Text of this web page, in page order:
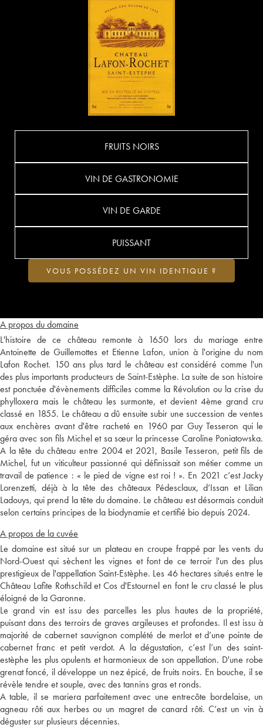
A propos du domaine
L'histoire de ce château remonte à 1650 lors du mariage entre
Antoinette de Guillemottes et Etienne Lafon, union à l'origine du nom
Lafon Rochet. 150 ans plus tard le château est considéré comme l'un
des plus importants producteurs de Saint-Estèphe. La suite de son histoire
est ponctuée d'évènements difficiles comme la Révolution ou la crise du
phylloxera mais le château les surmonte, et devient 4ème grand cru
classé en 1855. Le château a dû ensuite subir une succession de ventes
aux enchères avant d'être racheté en 1960 par Guy Tesseron qui le
géra avec son fils Michel et sa sœur la princesse Caroline Poniatowska.
A la tête du château entre 2004 et 2021, Basile Tesseron, petit fils de
Michel, fut un viticulteur passionné qui définissait son métier comme un
travail de patience : « le pied de vigne est roi ! ». En 2021 c’est Jacky
Lorenzetti, déjà à la tête des châteaux Pédesclaux, d’Issan et Lilian
Ladouys, qui prend la tête du domaine. Le château est désormais conduit
selon certains principes de la biodynamie et certifié bio depuis 2024.
A propos de la cuvée
Le domaine est situé sur un plateau en croupe frappé par les vents du
Nord-Ouest qui sèchent les vignes et font de ce terroir l'un des plus
prestigieux de l'appellation Saint-Estèphe. Les 46 hectares situés entre le
Château Lafite Rothschild et Cos d'Estournel en font le cru classé le plus
éloigné de la Garonne.
Le grand vin est issu des parcelles les plus hautes de la propriété,
puisant dans des terroirs de graves argileuses et profondes. Il est issu à
majorité de cabernet sauvignon complété de merlot et d’une pointe de
cabernet franc et petit verdot. A la dégustation, c’est l’un des saint-
estèphe les plus opulents et harmonieux de son appellation. D'une robe
grenat foncé, il développe un nez épicé, de fruits noirs. En bouche, il se
révèle tendre et souple, avec des tannins gras et ronds.
A table, il se mariera parfaitement avec une entrecôte bordelaise, un
agneau rôti aux herbes ou un magret de canard rôti. C’est un vin à
déguster sur plusieurs décennies.
FRUITS NOIRS
VIN DE GASTRONOMIE
VIN DE GARDE
PUISSANT
VOUS POSSÉDEZ UN VIN IDENTIQUE ?